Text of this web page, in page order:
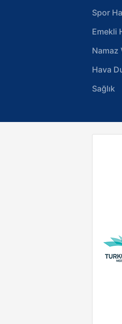
Spor
Emekli
Namaz
Hava
Sağlık